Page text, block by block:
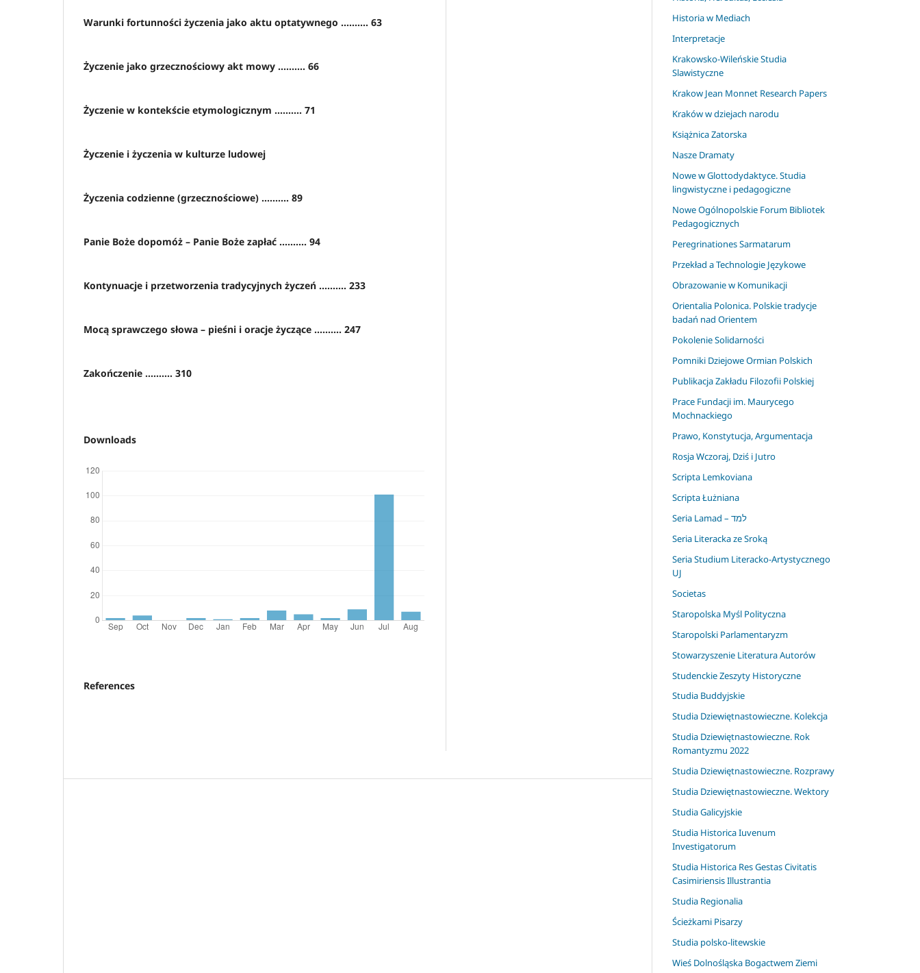
Warunki fortunności życzenia jako aktu optatywnego .......... 63
Życzenie jako grzecznościowy akt mowy .......... 66
Życzenie w kontekście etymologicznym .......... 71
Życzenie i życzenia w kulturze ludowej
Życzenia codzienne (grzecznościowe) .......... 89
Panie Boże dopomóż – Panie Boże zapłać .......... 94
Kontynuacje i przetworzenia tradycyjnych życzeń .......... 233
Mocą sprawczego słowa – pieśni i oracje życzące .......... 247
Zakończenie .......... 310
Downloads
References
Historia w Mediach
Interpretacje
Krakowsko-Wileńskie Studia
Slawistyczne
Krakow Jean Monnet Research Papers
Kraków w dziejach narodu
Książnica Zatorska
Nasze Dramaty
Nowe w Glottodydaktyce. Studia
lingwistyczne i pedagogiczne
Nowe Ogólnopolskie Forum Bibliotek
Pedagogicznych
Peregrinationes Sarmatarum
Przekład a Technologie Językowe
Obrazowanie w Komunikacji
Orientalia Polonica. Polskie tradycje
badań nad Orientem
Pokolenie Solidarności
Pomniki Dziejowe Ormian Polskich
Publikacja Zakładu Filozofii Polskiej
Prace Fundacji im. Maurycego
Mochnackiego
Prawo, Konstytucja, Argumentacja
Rosja Wczoraj, Dziś i Jutro
Scripta Lemkoviana
Scripta Łużniana
Seria Lamad – למד
Seria Literacka ze Sroką
Seria Studium Literacko-Artystycznego
UJ
Societas
Staropolska Myśl Polityczna
Staropolski Parlamentaryzm
Stowarzyszenie Literatura Autorów
Studenckie Zeszyty Historyczne
Studia Buddyjskie
Studia Dziewiętnastowieczne. Kolekcja
Studia Dziewiętnastowieczne. Rok
Romantyzmu 2022
Studia Dziewiętnastowieczne. Rozprawy
Studia Dziewiętnastowieczne. Wektory
Studia Galicyjskie
Studia Historica Iuvenum
Investigatorum
Studia Historica Res Gestas Civitatis
Casimiriensis Illustrantia
Studia Regionalia
Ścieżkami Pisarzy
Studia polsko-litewskie
Wieś Dolnośląska Bogactwem Ziemi